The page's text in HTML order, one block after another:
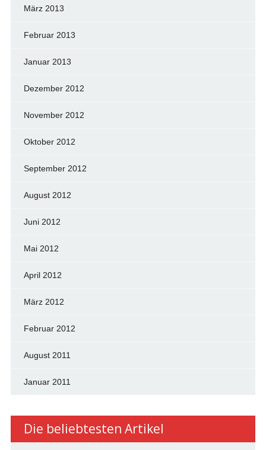
März 2013
Februar 2013
Januar 2013
Dezember 2012
November 2012
Oktober 2012
September 2012
August 2012
Juni 2012
Mai 2012
April 2012
März 2012
Februar 2012
August 2011
Januar 2011
Die beliebtesten Artikel